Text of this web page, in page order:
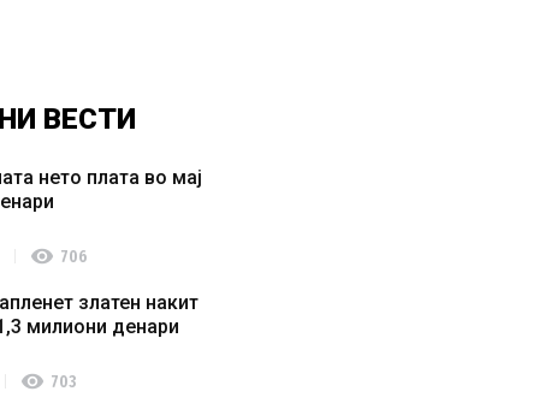
ВЕСТИ
нето плата во мај
visibility 706
златен накит
милиони денари
visibility 703